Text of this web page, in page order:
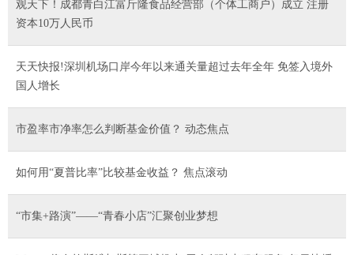
观天下！成都青白江富斤隆食品经营部（个体工商户）成立 注册
资本10万人民币
天天快报!深圳机场口岸今年以来通关量超过去年全年 免签入境外
国人增长
市盈率市净率怎么判断基金价值？ 动态焦点
如何用“夏普比率”比较基金收益？ 焦点滚动
“市集+路演”——“青春小店”汇聚创业梦想